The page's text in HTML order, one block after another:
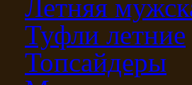
Летняя
Туфли летние
Топсайдеры